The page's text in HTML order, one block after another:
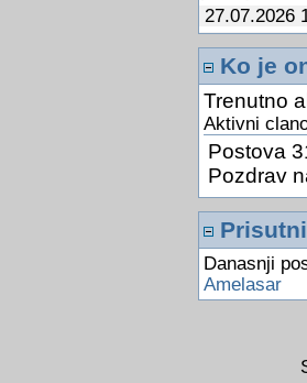
27.07.2026
09.07.2026
03.07.2026
24.06.2026
optickog
24.06.2026
24.06.2026
14.06.2026
(Avko)
14.06.2026
MacBooku
14.06.2026
Ko je
Trenutno
Aktivni
Postova
Pozdrav
Prisutni
Danasnji
Amelasar